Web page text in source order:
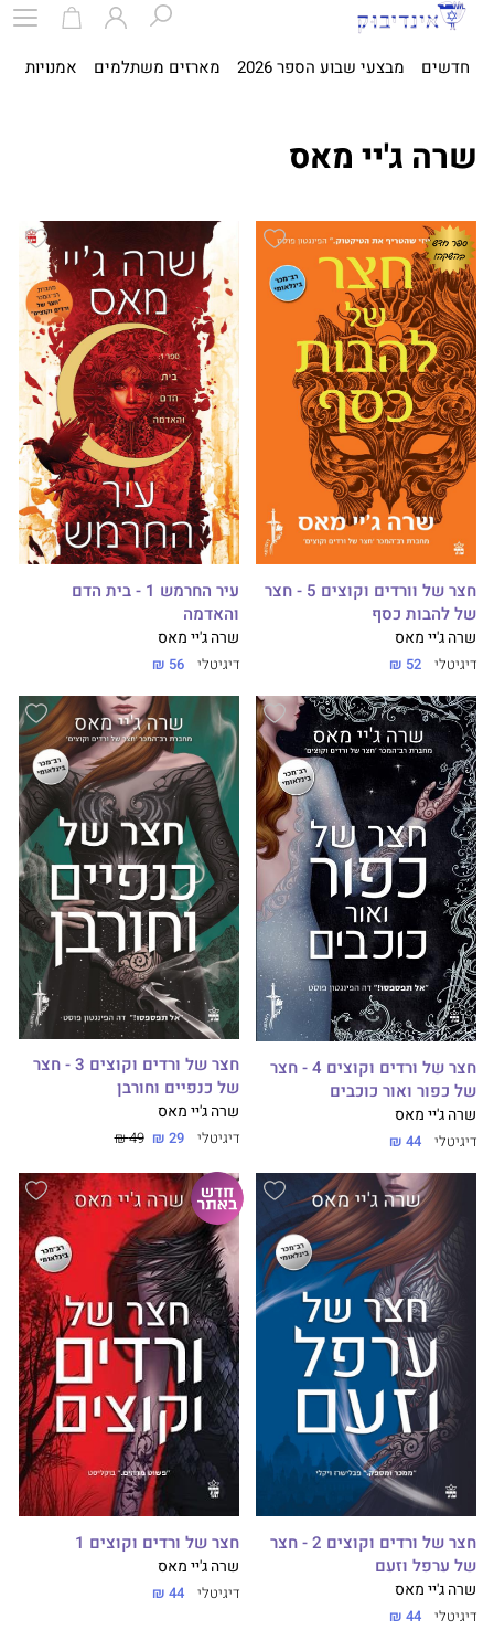
חדשים מבצעי שבוע הספר 2026 מארזים משתלמים אמנויות
שרה ג'יי מאס
חצר של וורדים וקוצים 5 - חצר
של להבות כסף
שרה ג'יי מאס
דיגיטלי 52 ₪
עיר החרמש 1 - בית הדם
והאדמה
שרה ג'יי מאס
דיגיטלי 56 ₪
חצר של ורדים וקוצים 4 - חצר
של כפור ואור כוכבים
שרה ג'יי מאס
דיגיטלי 44 ₪
חצר של ורדים וקוצים 3 - חצר
של כנפיים וחורבן
שרה ג'יי מאס
דיגיטלי 29 ₪
49 ₪
חצר של ורדים וקוצים 2 - חצר
של ערפל וזעם
שרה ג'יי מאס
דיגיטלי 44 ₪
חצר של ורדים וקוצים 1
שרה ג'יי מאס
דיגיטלי 44 ₪